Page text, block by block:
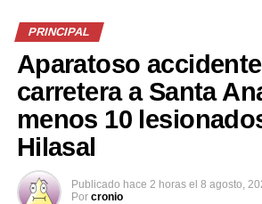
Si bien la razón sobre su muerte no
exintegrante de Axé Bahía
complicaciones derivadas por el
PRINCIPAL
Aparatoso
carretera a Santa
menos 10
Hilasal
Publicado hace 2 horas el 8 agosto,
Por cronio